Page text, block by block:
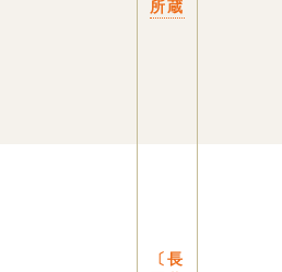
所蔵
〔長